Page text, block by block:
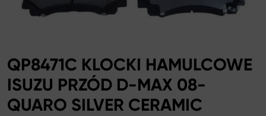
QP8471C KLOCKI HAMULCOWE
ISUZU PRZÓD D-MAX 08-
QUARO SILVER CERAMIC